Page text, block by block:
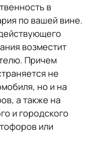
в
по вашей вине.
возместит
Причем
не
но и на
а также на
и городского
или